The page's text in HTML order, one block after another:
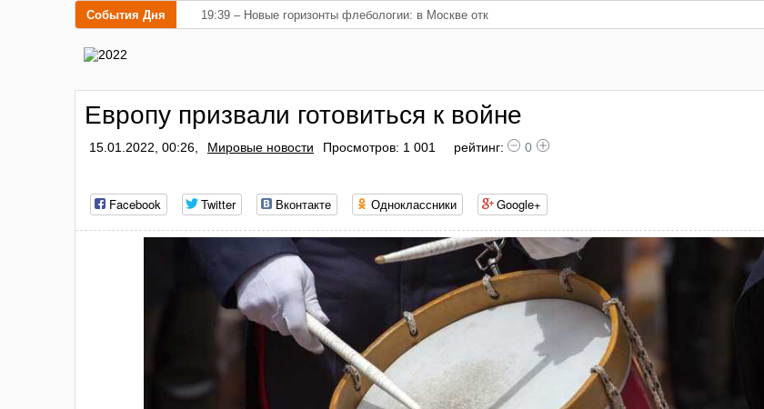
События Дня 19:39 – Новые горизонты флебологии: в Москве открылся «Городской центр фле
Европу призвали готовиться к войне
15.01.2022, 00:26, Мировые новости Просмотров: 1 001 рейтинг: 0
Facebook Twitter Вконтакте Одноклассники Google+